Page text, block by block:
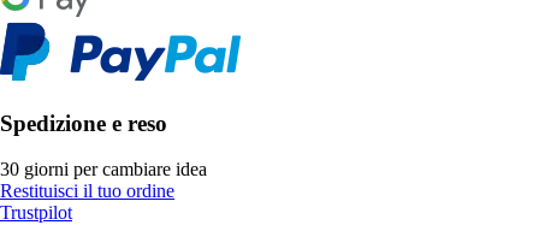
Spedizione e reso
30 giorni per cambiare idea
Restituisci il tuo ordine
Trustpilot